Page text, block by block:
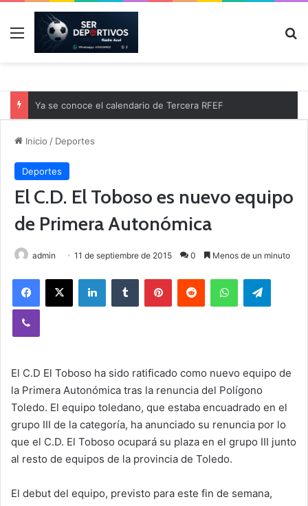
Menú
Ya se conoce el calendario de Tercera RFEF
Inicio / Deportes
Deportes
El C.D. El Toboso es nuevo equipo
de Primera Autonómica
admin 11 de septiembre de 2015 0 Menos de un minuto
El C.D El Toboso ha sido ratificado como nuevo equipo de
la Primera Autonómica tras la renuncia del Polígono
Toledo. El equipo toledano, que estaba encuadrado en el
grupo III de la categoría, ha anunciado su renuncia por lo
que el C.D. El Toboso ocupará su plaza en el grupo III junto
al resto de equipos de la provincia de Toledo.
El debut del equipo, previsto para este fin de semana,